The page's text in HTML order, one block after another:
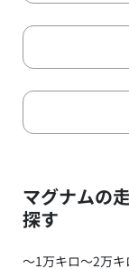
マグナムの
探す
～1万キロ～2万キ